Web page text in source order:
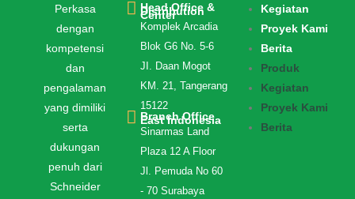
Perkasa
dengan
kompetensi
dan
pengalaman
yang dimiliki
serta
dukungan
penuh dari
Schneider
Head Office &
Distribution
Center
Komplek Arcadia
Blok G6 No. 5-6
JI. Daan Mogot
KM. 21, Tangerang
15122
Branch Office
East Indonesia
Sinarmas Land
Plaza 12 A Floor
Jl. Pemuda No 60
- 70 Surabaya
Kegiatan
Proyek Kami
Berita
Produk
Kegiatan
Proyek Kami
Berita